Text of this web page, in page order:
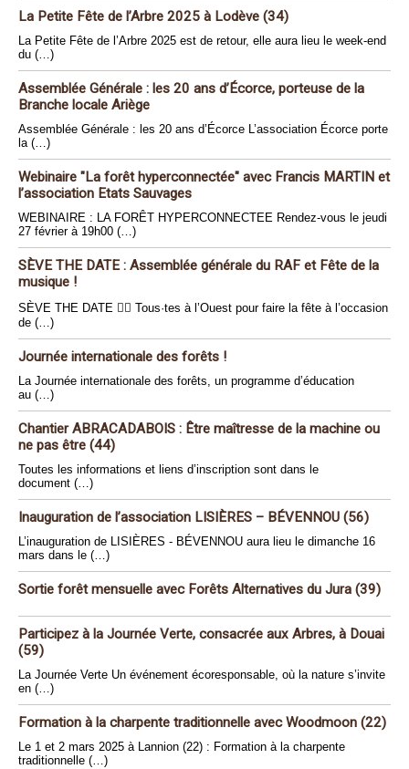
La Petite Fête de l’Arbre 2025 à Lodève (34)
La Petite Fête de l’Arbre 2025 est de retour, elle aura lieu le week-end
du (…)
Assemblée Générale : les 20 ans d’Écorce, porteuse de la
Branche locale Ariège
Assemblée Générale : les 20 ans d’Écorce L’association Écorce porte
la (…)
Webinaire "La forêt hyperconnectée" avec Francis MARTIN et
l’association Etats Sauvages
WEBINAIRE : LA FORÊT HYPERCONNECTEE Rendez-vous le jeudi
27 février à 19h00 (…)
SÈVE THE DATE : Assemblée générale du RAF et Fête de la
musique !
SÈVE THE DATE 🏴‍☠️ Tous·tes à l’Ouest pour faire la fête à l’occasion
de (…)
Journée internationale des forêts !
La Journée internationale des forêts, un programme d’éducation
au (…)
Chantier ABRACADABOIS : Être maîtresse de la machine ou
ne pas être (44)
Toutes les informations et liens d’inscription sont dans le
document (…)
Inauguration de l’association LISIÈRES – BÉVENNOU (56)
L’inauguration de LISIÈRES - BÉVENNOU aura lieu le dimanche 16
mars dans le (…)
Sortie forêt mensuelle avec Forêts Alternatives du Jura (39)
Participez à la Journée Verte, consacrée aux Arbres, à Douai
(59)
La Journée Verte Un événement écoresponsable, où la nature s’invite
en (…)
Formation à la charpente traditionnelle avec Woodmoon (22)
Le 1 et 2 mars 2025 à Lannion (22) : Formation à la charpente
traditionnelle (…)